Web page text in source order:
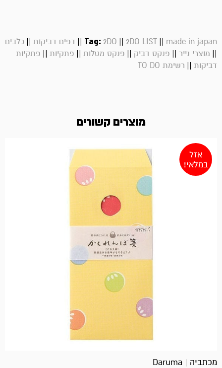
Tag: 2DO || 2DO LIST || made in japan
|| דפים דביקות || כלבים
|| מוצרי נייר || פנקס דביק || פנקס מטלות || פתקיות || פתקיות
דביקות || רשימת TO DO
מוצרים קשורים
אזל
במלאי!
מכתביה | Daruma